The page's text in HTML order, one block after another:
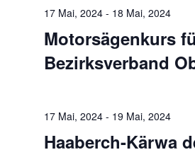
Motorsägenkurs
Bezirksverband
17 Mai, 2024- 18 Mai, 2024
Haaberch-Kärwa
17 Mai, 2024- 19 Mai, 2024